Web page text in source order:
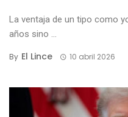
La ventaja de un tipo como
años sino ...
By El Lince 10 abril 2026